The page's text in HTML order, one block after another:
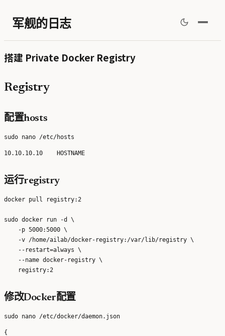
军舰的日志
搭建 Private Docker Registry
Registry
配置hosts
运行registry
docker pull registry:2
sudo docker run -d \
    -p 5000:5000 \
    -v /home/ailab/docker-registry:/var/lib/registry \
    --restart=always \
    --name docker-registry \
修改Docker配置
{